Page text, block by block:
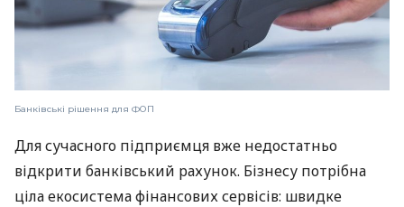
Банківські рішення для ФОП
Для сучасного підприємця вже недостатньо
відкрити банківський рахунок. Бізнесу потрібна
ціла екосистема фінансових сервісів: швидке